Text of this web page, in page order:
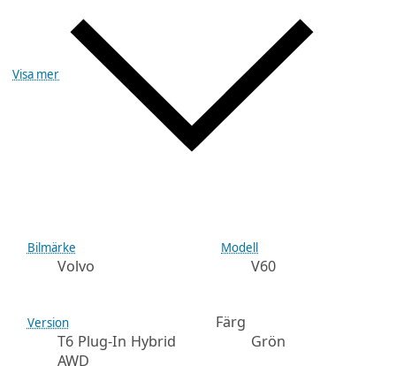
Visa mer
Bilmärke
Volvo
Modell
V60
Version
T6 Plug-In Hybrid
AWD
Färg
Grön